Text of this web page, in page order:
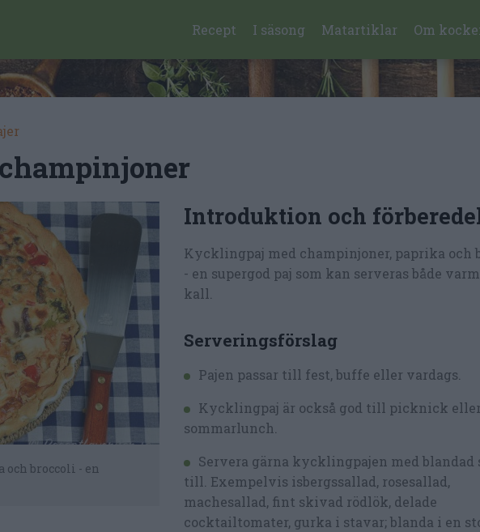
Recept I säsong Matartiklar Om
broccoli - en
Introduktion och
Kycklingpaj med champinjoner, paprika och
- en supergod paj som kan serveras både
kall.
Serveringsförslag
Pajen passar till fest, buffe eller vardags.
Kycklingpaj är också god till picknick eller
sommarlunch.
Servera gärna kycklingpajen med blandad
till. Exempelvis isbergssallad, rosesallad,
machesallad, fint skivad rödlök, delade
cocktailtomater, gurka i stavar; blanda i en